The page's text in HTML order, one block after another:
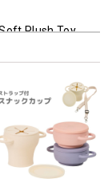
TIKIRI ティキリ Teethers ＆ Soft Plush Toy Alvin ぞう 歯固め＆ぬいぐるみセット
マグカップ BEANS 2 美濃焼 日本製 コーヒー豆柄